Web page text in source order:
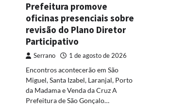
Prefeitura promove
oficinas presenciais sobre
revisão do Plano Diretor
Participativo
Serrano 1 de agosto de 2026
Encontros acontecerão em São
Miguel, Santa Izabel, Laranjal, Porto
da Madama e Venda da Cruz A
Prefeitura de São Gonçalo…